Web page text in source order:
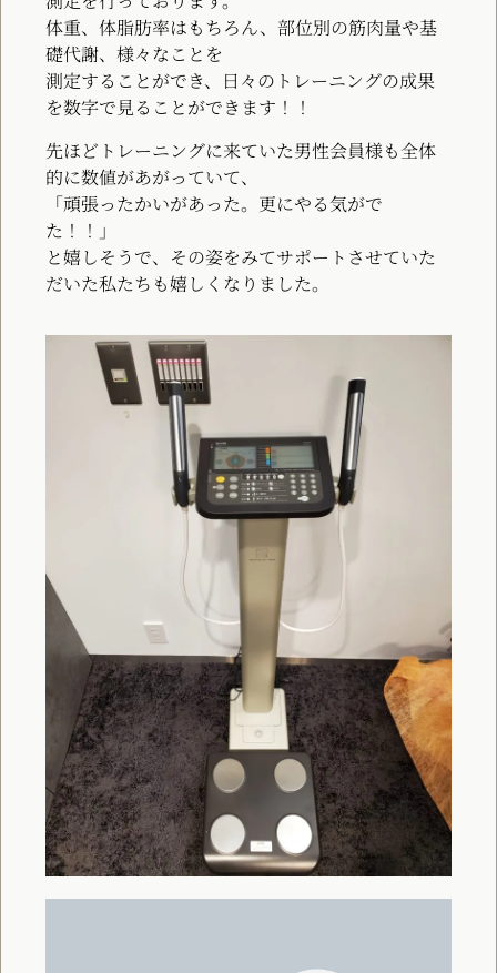
体重、体脂肪率はもちろん、部位別の筋肉量や基
礎代謝、様々なことを
測定することができ、日々のトレーニングの成果
を数字で見ることができます！！
先ほどトレーニングに来ていた男性会員様も全体
的に数値があがっていて、
「頑張ったかいがあった。更にやる気がで
た！！」
と嬉しそうで、その姿をみてサポートさせていた
だいた私たちも嬉しくなりました。